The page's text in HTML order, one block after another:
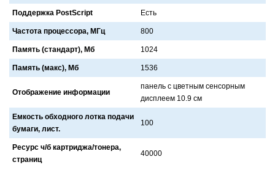
Поддержка PostScript Есть
Частота процессора, МГц 800
Память (стандарт), Мб 1024
Память (макс), Мб 1536
Отображение информации
пaнель с цветным сенсорным
дисплеем 10.9 см
Емкость обходного лотка подачи
бумаги, лист.
100
Ресурс ч/б картриджа/тонера,
страниц
40000